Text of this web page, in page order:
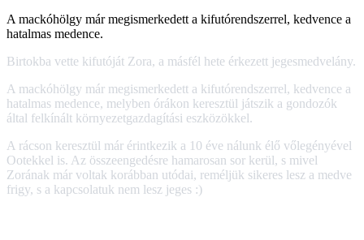
A mackóhölgy már megismerkedett a kifutórendszerrel, kedvence a
hatalmas medence.
Birtokba vette kifutóját Zora, a másfél hete érkezett jegesmedvelány.
A mackóhölgy már megismerkedett a kifutórendszerrel, kedvence a
hatalmas medence, melyben órákon keresztül játszik a gondozók
által felkínált környezetgazdagítási eszközökkel.
A rácson keresztül már érintkezik a 10 éve nálunk élő vőlegényével
Ootekkel is. Az összeengedésre hamarosan sor kerül, s mivel
Zorának már voltak korábban utódai, reméljük sikeres lesz a medve
frigy, s a kapcsolatuk nem lesz jeges :)